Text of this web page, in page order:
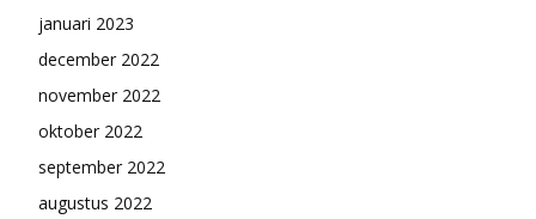
januari 2023
december 2022
november 2022
oktober 2022
september 2022
augustus 2022